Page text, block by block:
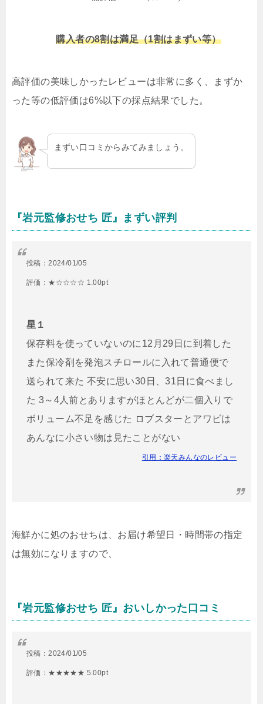
購入者の8割は満足（1割はまずい等）
高評価の美味しかったレビューは非常に多く、まずか
った等の低評価は6%以下の採点結果でした。
まずい口コミからみてみましょう。
『岩元監修おせち 匠』まずい評判
投稿：2024/01/05
評価：★☆☆☆☆ 1.00pt
星１
保存料を使っていないのに12月29日に到着した
また保冷剤を発泡スチロールに入れて普通便で
送られて来た 不安に思い30日、31日に食べまし
た 3～4人前とありますがほとんどが二個入りで
ボリューム不足を感じた ロブスターとアワビは
あんなに小さい物は見たことがない
引用：楽天みんなのレビュー
海鮮かに処のおせちは、お届け希望日・時間帯の指定
は無効になりますので、
『岩元監修おせち 匠』おいしかった口コミ
投稿：2024/01/05
評価：★★★★★ 5.00pt